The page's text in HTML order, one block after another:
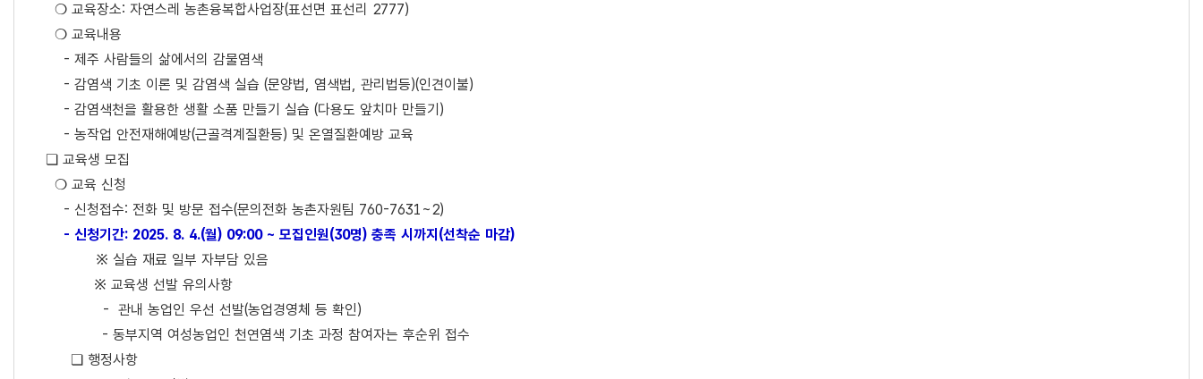
❍ 교육장소: 자연스레 농촌융복합사업장(표선면 표선리 2777)
❍ 교육내용
- 제주 사람들의 삶에서의 감물염색
- 감염색 기초 이론 및 감염색 실습 (문양법, 염색법, 관리법등)(인견이불)
- 감염색천을 활용한 생활 소품 만들기 실습 (다용도 앞치마 만들기)
- 농작업 안전재해예방(근골격계질환등) 및 온열질환예방 교육
❏ 교육생 모집
❍ 교육 신청
- 신청접수: 전화 및 방문 접수(문의전화 농촌자원팀 760-7631~2)
- 신청기간: 2025. 8. 4.(월) 09:00 ~ 모집인원(30명) 충족 시까지(선착순 마감)
※ 실습 재료 일부 자부담 있음
※ 교육생 선발 유의사항
- 관내 농업인 우선 선발(농업경영체 등 확인)
- 동부지역 여성농업인 천연염색 기초 과정 참여자는 후순위 접수
❏ 행정사항